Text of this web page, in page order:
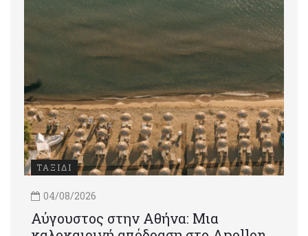
ΤΑΞΙΔΙ
04/08/2026
Αύγουστος στην Αθήνα: Μια